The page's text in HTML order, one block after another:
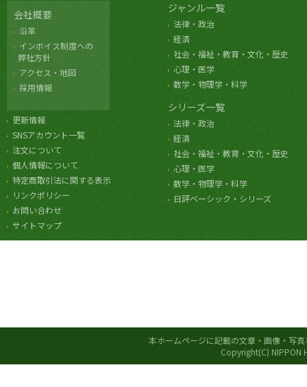
会社概要
沿革
インボイス制度への
弊社方針
アクセス・地図
採用情報
更新情報
SNSアカウント一覧
注文について
個人情報について
特定商取引法に関する表示
リンクポリシー
お問い合わせ
サイトマップ
ジャンル一覧
法律・政治
経済
社会・福祉・教育・文化・歴史
心理・医学
数学・物理学・科学
シリーズ一覧
法律・政治
経済
社会・福祉・教育・文化・歴史
心理・医学
数学・物理学・科学
日評ベーシック・シリーズ
本ホームページに記載の文章・画像・写
Copyright(C) NIPPON